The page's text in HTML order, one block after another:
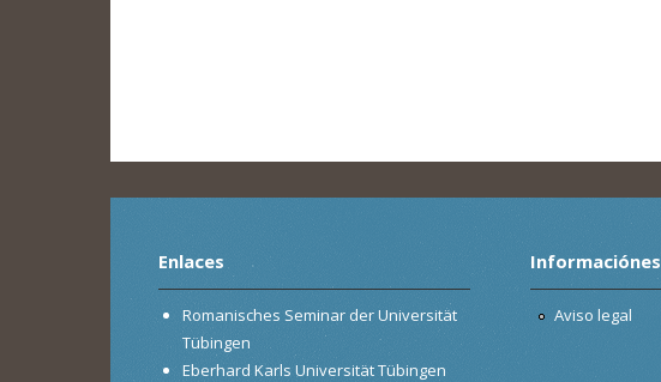
Enlaces
Romanisches Seminar der Universität
Tübingen
Eberhard Karls Universität Tübingen
Informaciónes
Aviso legal